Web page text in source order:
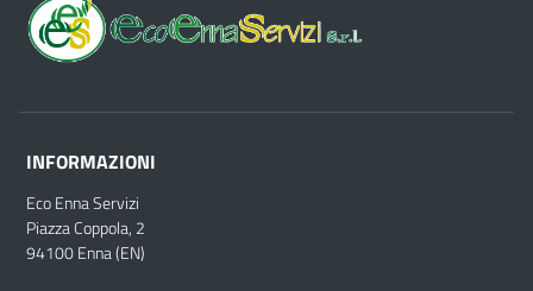
INFORMAZIONI
Eco Enna Servizi
Piazza Coppola, 2
94100 Enna (EN)